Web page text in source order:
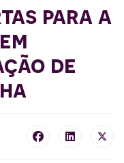
para a
de